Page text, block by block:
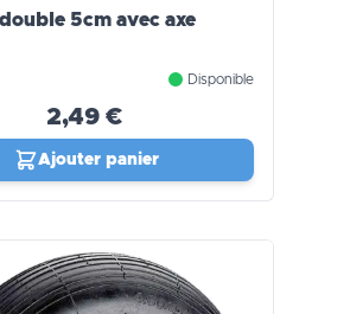
5cm avec axe
Disponible
2,49 €
Ajouter panier